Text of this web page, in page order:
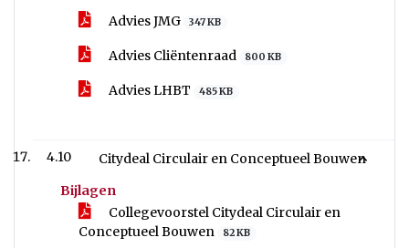
Advies JMG 347 KB
Advies Cliëntenraad 800 KB
Advies LHBT 485 KB
4.10
Citydeal Circulair en Conceptueel Bouwen
Bijlagen
Collegevoorstel Citydeal Circulair en
Conceptueel Bouwen
82 KB